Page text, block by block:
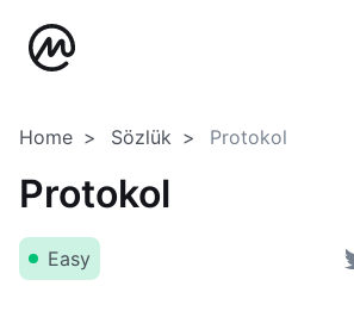
Home Sözlük Protokol
Protokol
Easy